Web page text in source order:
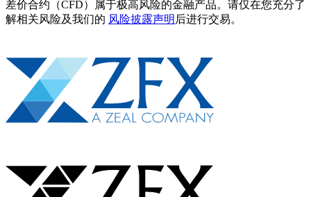
差价合约（CFD）属于极高风险的金融产品。请仅在您充分了
解相关风险及我们的 风险披露声明 后进行交易。